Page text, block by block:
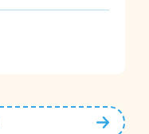
次の月